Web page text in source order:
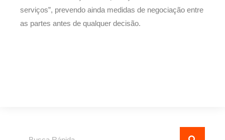
serviços”, prevendo ainda medidas de negociação entre
as partes antes de qualquer decisão.